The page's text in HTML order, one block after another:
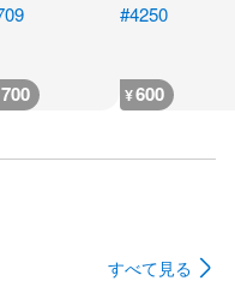
700 ¥600
すべて見る